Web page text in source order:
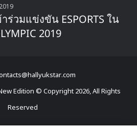
ร่วมแข่งขัน ESPORTS ใน
2019
Edition © Copyright 2026, All Rights
Reserved